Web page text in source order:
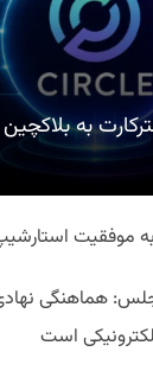
به
موفقیت
هماهنگی